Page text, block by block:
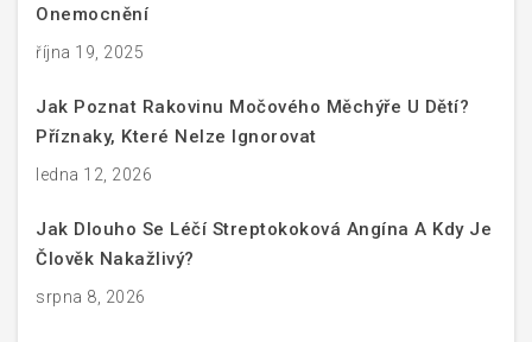
Onemocnění
října 19, 2025
Jak Poznat Rakovinu Močového Měchýře U Dětí?
Příznaky, Které Nelze Ignorovat
ledna 12, 2026
Jak Dlouho Se Léčí Streptokoková Angína A Kdy Je
Člověk Nakažlivý?
srpna 8, 2026